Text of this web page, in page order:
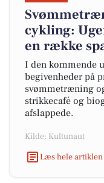
cykling:
en række
I den kommende
begivenheder på
svømmetræning
strikkecafé og
afslappede.
Kilde: Kultunaut
Læs hele